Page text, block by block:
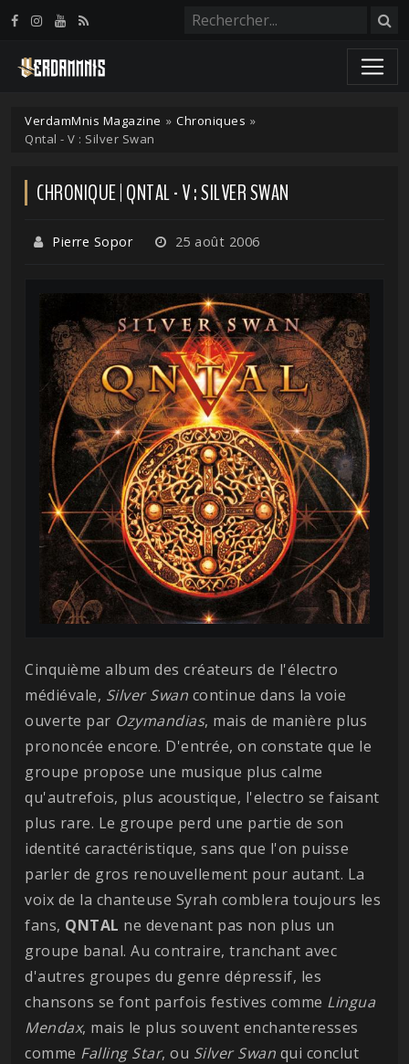
VerdamMnis Magazine » Chroniques »
Qntal - V : Silver Swan
CHRONIQUE | QNTAL - V : SILVER SWAN
Pierre Sopor 25 août 2006
Cinquième album des créateurs de l'électro
médiévale, Silver Swan continue dans la voie
ouverte par Ozymandias, mais de manière plus
prononcée encore. D'entrée, on constate que le
groupe propose une musique plus calme
qu'autrefois, plus acoustique, l'electro se faisant
plus rare. Le groupe perd une partie de son
identité caractéristique, sans que l'on puisse
parler de gros renouvellement pour autant. La
voix de la chanteuse Syrah comblera toujours les
fans, QNTAL ne devenant pas non plus un
groupe banal. Au contraire, tranchant avec
d'autres groupes du genre dépressif, les
chansons se font parfois festives comme Lingua
Mendax, mais le plus souvent enchanteresses
comme Falling Star, ou Silver Swan qui conclut
Panneau de gestion des cookies